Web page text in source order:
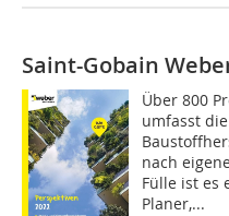
Saint-Gobain
Über 800
umfasst
nach
Fülle ist es
Planer,...